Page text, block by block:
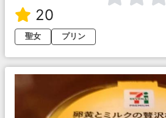
20
聖女
プリン